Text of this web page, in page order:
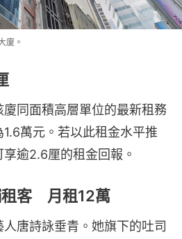
廈。
同面積高層單位的最新租務
萬元。若以此租金水平推
逾2.6厘的租金回報。
租客 月租12萬
唐詩詠垂青。她旗下的吐司